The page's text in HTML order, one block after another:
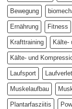
Bewegung
Ernährung Fitness
Krafttraining Kälte-
Kälte- und
Laufsport
Muskelaufbau
Plantarfasziitis